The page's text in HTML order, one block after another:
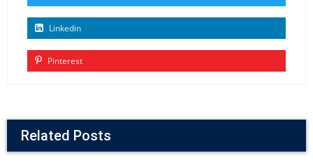
Linkedin
Pinterest
Related Posts